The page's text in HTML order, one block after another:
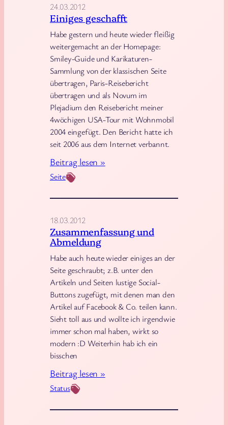
e
r
a
m
W
e
r
k
e
.
Seite
24.03.2012
Einiges geschafft
Habe gestern und heute wieder fleißig
weitergemacht an der Homepage:
Smiley-Guide und Karikaturen-
Sammlung von der klassischen Seite
übertragen, Paris-Reisebericht
übertragen und als Novum im
Plejadium den Reisebericht meiner
4wöchigen USA-Tour mit Wohnmobil
2004 eingefügt. Den Bericht hatte ich
seit 2006 aus dem Internet verbannt.
Beitrag lesen »:
n
g
s
g
e
s
c
h
a
t
Status
18.03.2012
Zusammenfassung und
Abmeldung
Habe auch heute wieder einiges an der
Seite geschraubt; z.B. unter den
Artikeln und Seiten lustige Social-
Buttons zugefügt, mit denen man den
Artikel auf Facebook & Co. teilen kann.
Sieht toll aus und wollte ich irgendwie
immer schon mal haben, wirkt so
modern :D Weiterhin hab ich ein
bisschen
Beitrag lesen »:
s